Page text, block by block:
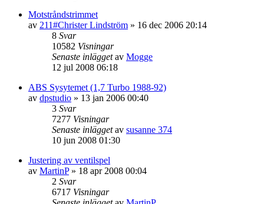
Motstråndstrimmet
av 211#Christer Lindström » 16 dec 2006 20:14
8 Svar
10582 Visningar
Senaste inläggetav Mogge
12 jul 2008 06:18
ABS Sysytemet (1,7 Turbo 1988-92)
av dpstudio » 13 jan 2006 00:40
3 Svar
7277 Visningar
Senaste inläggetav susanne 374
10 jun 2008 01:30
Justering av ventilspel
av MartinP» 18 apr 2008 00:04
2 Svar
6717 Visningar